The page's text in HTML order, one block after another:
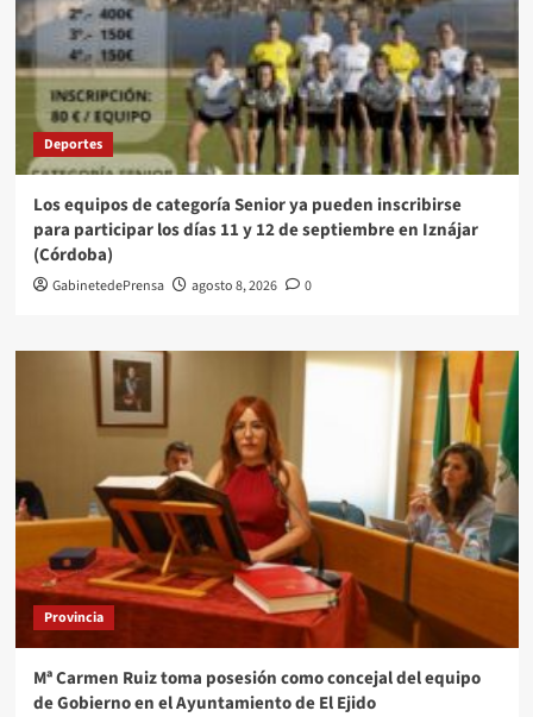
Deportes
Los equipos de categoría Senior ya pueden inscribirse
para participar los días 11 y 12 de septiembre en Iznájar
(Córdoba)
GabinetedePrensa agosto 8, 2026 0
Provincia
Mª Carmen Ruiz toma posesión como concejal del equipo
de Gobierno en el Ayuntamiento de El Ejido